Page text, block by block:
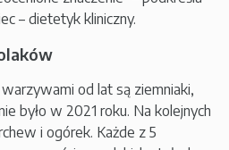
– dietetyk kliniczny.
od lat są ziemniaki,
było w 2021 roku. Na kolejnych
i ogórek. Każde z 5